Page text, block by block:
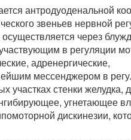
антродуоденальной
звеньев нервной
через
в регуляции
адренергические,
мессенджером в
стенки желудка,
угнетающее
дискинезии,